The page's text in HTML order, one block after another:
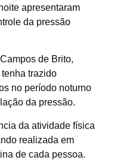
apresentaram
da pressão
de Brito,
trazido
no período noturno
da pressão.
da atividade física
realizada em
de cada pessoa.